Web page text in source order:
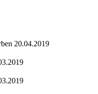
20.04.2019